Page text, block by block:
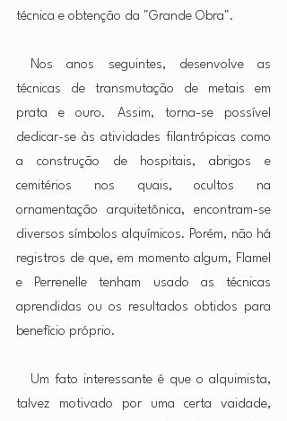
técnica e obtenção da "Grande Obra".
Nos anos seguintes, desenvolve as
técnicas de transmutação de metais em
prata e ouro. Assim, torna-se possível
dedicar-se às atividades filantrópicas como
a construção de hospitais, abrigos e
cemitérios nos quais, ocultos na
ornamentação arquitetônica, encontram-se
diversos símbolos alquímicos. Porém, não há
registros de que, em momento algum, Flamel
e Perrenelle tenham usado as técnicas
aprendidas ou os resultados obtidos para
benefício próprio.
Um fato interessante é que o alquimista,
talvez motivado por uma certa vaidade,